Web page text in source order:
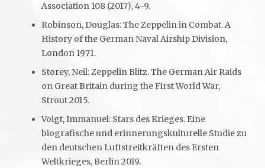
Association 108 (2017), 4-9.
Robinson, Douglas: The Zeppelin in Combat. A
History of the German Naval Airship Division,
London 1971.
Storey, Neil: Zeppelin Blitz. The German Air Raids
on Great Britain during the First World War,
Strout 2015.
Voigt, Immanuel: Stars des Krieges. Eine
biografische und erinnerungskulturelle Studie zu
den deutschen Luftstreitkräften des Ersten
Weltkrieges, Berlin 2019.